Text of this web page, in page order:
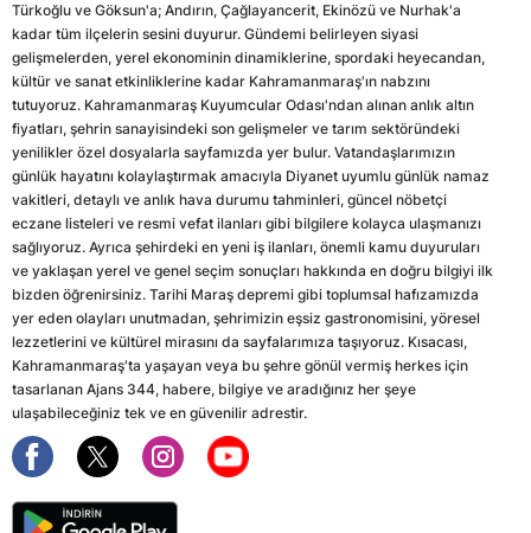
Türkoğlu ve Göksun'a; Andırın, Çağlayancerit, Ekinözü ve Nurhak'a
kadar tüm ilçelerin sesini duyurur. Gündemi belirleyen siyasi
gelişmelerden, yerel ekonominin dinamiklerine, spordaki heyecandan,
kültür ve sanat etkinliklerine kadar Kahramanmaraş'ın nabzını
tutuyoruz. Kahramanmaraş Kuyumcular Odası'ndan alınan anlık altın
fiyatları, şehrin sanayisindeki son gelişmeler ve tarım sektöründeki
yenilikler özel dosyalarla sayfamızda yer bulur. Vatandaşlarımızın
günlük hayatını kolaylaştırmak amacıyla Diyanet uyumlu günlük namaz
vakitleri, detaylı ve anlık hava durumu tahminleri, güncel nöbetçi
eczane listeleri ve resmi vefat ilanları gibi bilgilere kolayca ulaşmanızı
sağlıyoruz. Ayrıca şehirdeki en yeni iş ilanları, önemli kamu duyuruları
ve yaklaşan yerel ve genel seçim sonuçları hakkında en doğru bilgiyi ilk
bizden öğrenirsiniz. Tarihi Maraş depremi gibi toplumsal hafızamızda
yer eden olayları unutmadan, şehrimizin eşsiz gastronomisini, yöresel
lezzetlerini ve kültürel mirasını da sayfalarımıza taşıyoruz. Kısacası,
Kahramanmaraş'ta yaşayan veya bu şehre gönül vermiş herkes için
tasarlanan Ajans 344, habere, bilgiye ve aradığınız her şeye
ulaşabileceğiniz tek ve en güvenilir adrestir.